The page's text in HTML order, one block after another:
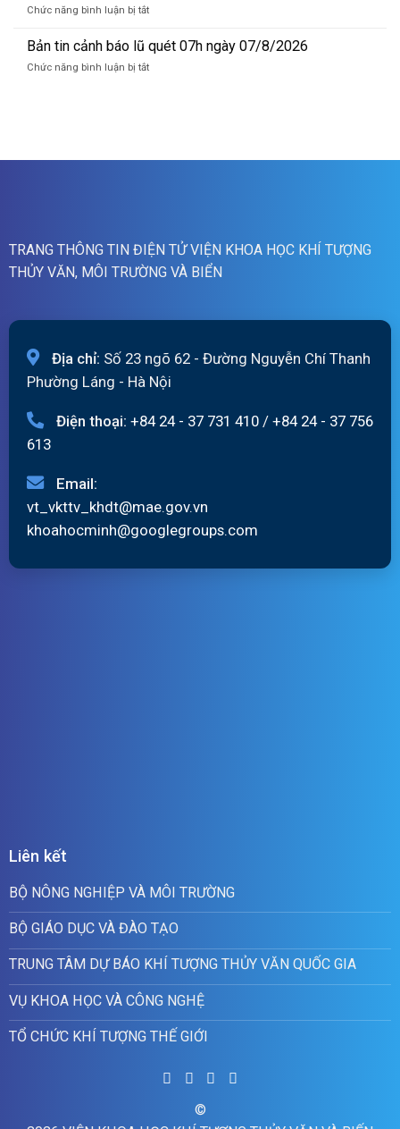
01h
09/08/2026
báo
sông
Hồng_IMHEMS_08.08.2026
Chức năng bình luận bị tắtở
tin
dự
báo
Bản tin cảnh báo lũ quét 07h ngày 07/8/2026
Chức năng bình luận bị tắtở
quét
TRANG THÔNG TIN ĐIỆN TỬ VIỆN KHOA HỌC KHÍ TƯỢNG
THỦY VĂN, MÔI TRƯỜNG VÀ BIỂN
Địa chỉ: Số 23 ngõ 62 - Đường Nguyễn Chí Thanh
Phường Láng - Hà Nội
Điện thoại: +84 24 - 37 731 410 / +84 24 - 37 756
613
Email:
vt_vkttv_khdt@mae.gov.vn
khoahocminh@googlegroups.com
Liên kết
BỘ NÔNG NGHIỆP VÀ MÔI TRƯỜNG
BỘ GIÁO DỤC VÀ ĐÀO TẠO
TRUNG TÂM DỰ BÁO KHÍ TƯỢNG THỦY VĂN QUỐC GIA
VỤ KHOA HỌC VÀ CÔNG NGHỆ
TỔ CHỨC KHÍ TƯỢNG THẾ GIỚI
©